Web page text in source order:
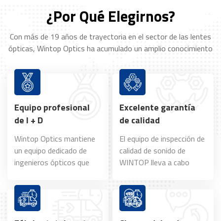
¿Por Qué Elegirnos?
Con más de 19 años de trayectoria en el sector de las lentes
ópticas, Wintop Optics ha acumulado un amplio conocimiento
calidad y a un servicio excepcional, Wintop Optics se ha
posicionado como proveedor de lentes de referencia.
Equipo profesional
de I + D
Wintop Optics mantiene
un equipo dedicado de
ingenieros ópticos que
comprender los diversos
requisitos de los
proyectos de lentes.
Excelente garantía
de calidad
El equipo de inspección de
calidad de sonido de
WINTOP lleva a cabo
estrictos de inspección de
calidad en cada lente
óptica.